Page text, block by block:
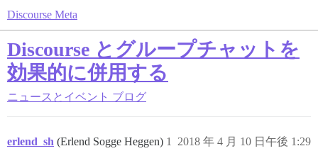
Discourse Meta
Discourse とグループチャットを
効果的に併用する
ニュースとイベント ブログ
erlend_sh (Erlend Sogge Heggen) 2018 年 4 月 10 日午後 1:29
1